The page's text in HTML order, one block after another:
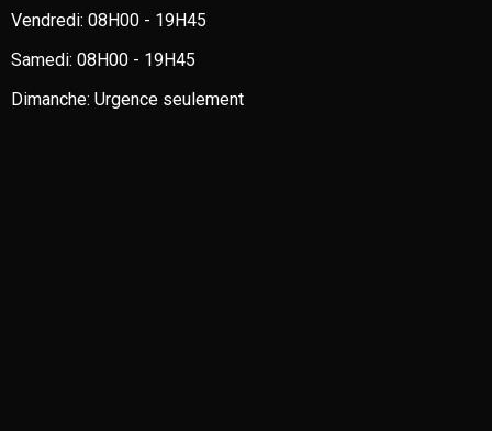
Vendredi: 08H00 - 19H45
Samedi: 08H00 - 19H45
Dimanche: Urgence seulement